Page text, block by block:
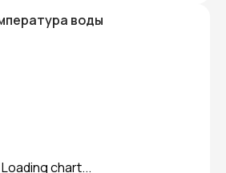
воды
Loading chart...